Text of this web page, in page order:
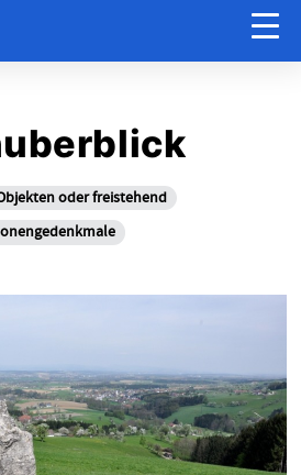
oder freistehend